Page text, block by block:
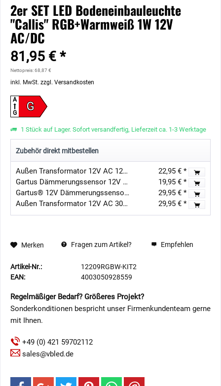
2er SET LED Bodeneinbauleuchte
"Callis" RGB+Warmweiß 1W 12V
AC/DC
81,95 € *
Nettopreis: 68,87 €
inkl. MwSt. zzgl. Versandkosten
G
A
G
1 Stück auf Lager. Sofort versandfertig, Lieferzeit ca. 1-3 Werktage
Zubehör direkt mitbestellen
Außen Transformator 12V AC 12W IP67
22,95 € *
Gartus Dämmerungssensor 12V AC/DC / Tag-Nacht-Schalter
19,95 € *
Gartus® 12V Dämmerungssensor IP65
29,95 € *
Außen Transformator 12V AC 30W IP67
29,95 € *
Merken Fragen zum Artikel? Empfehlen
Artikel-Nr.:
12209RGBW-KIT2
EAN:
4003050928559
Regelmäßiger Bedarf? Größeres Projekt?
Sonderkonditionen bespricht unser Firmenkundenteam gerne
mit Ihnen.
+49 (0) 421 59702112
sales@vbled.de